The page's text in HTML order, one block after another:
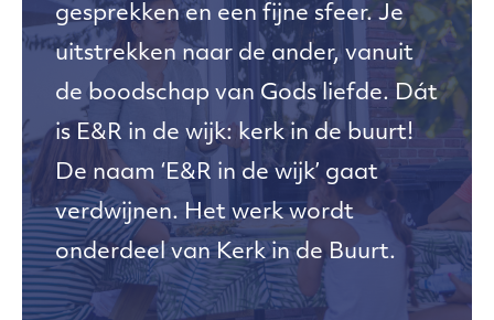
gesprekken en een fijne sfeer. Je
uitstrekken naar de ander, vanuit
de boodschap van Gods liefde. Dát
is E&R in de wijk: kerk in de buurt!
De naam ‘E&R in de wijk’ gaat
verdwijnen. Het werk wordt
onderdeel van Kerk in de Buurt.